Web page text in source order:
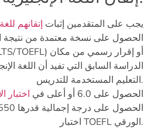
يجب على المتقدمين إثبات إتقانهم
الحصول على نسخة معتمدة من نتيجة
الدراسة السابق التي تفيد أن اللغة
التعليم المستخدمة للتدريس.
الحصول على 6.0 أو أعلى في
اختبار
اختبار TOEFL الورقي.